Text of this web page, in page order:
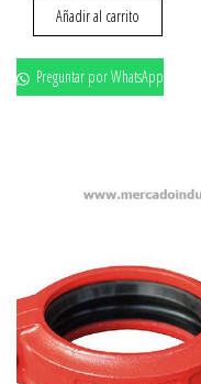
Añadir al carrito
Preguntar por WhatsApp